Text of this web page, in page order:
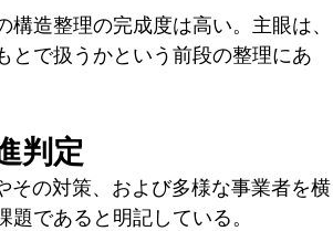
造整理の完成度は高い。主眼は、
とで扱うかという前段の整理にあ
判定
その対策、および多様な事業者を横
であると明記している。